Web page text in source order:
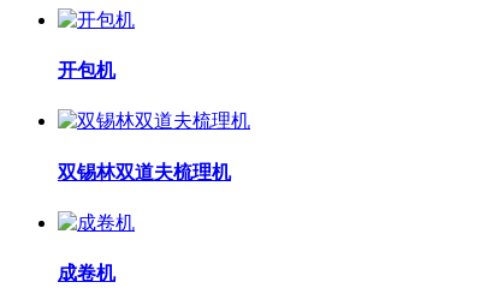
开包机
双锡林双道夫梳理机
成卷机